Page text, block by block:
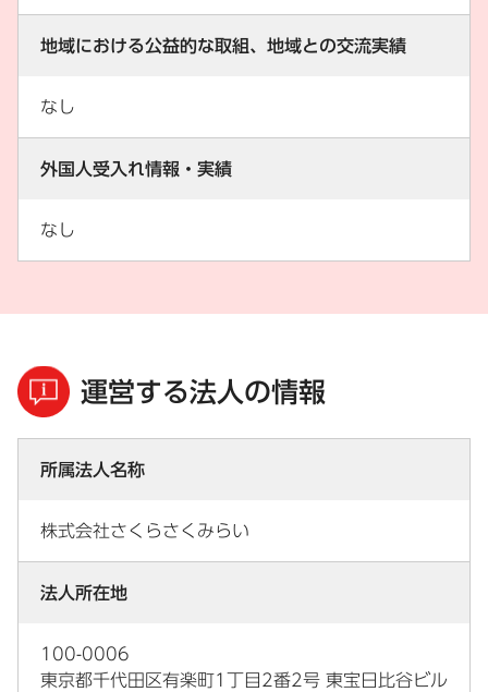
地域における公益的な取組、地域との交流実績
なし
外国人受入れ情報・実績
なし
運営する法人の情報
所属法人名称
株式会社さくらさくみらい
法人所在地
100-0006
東京都千代田区有楽町1丁目2番2号 東宝日比谷ビル